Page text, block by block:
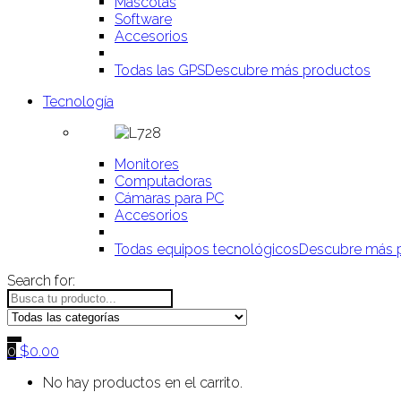
Software
Accesorios
Todas las GPSDescubre más productos
Tecnología
Monitores
Computadoras
Cámaras para PC
Accesorios
Todas equipos tecnológicosDescubre más
Search for:
0 $0.00
No hay productos en el carrito.